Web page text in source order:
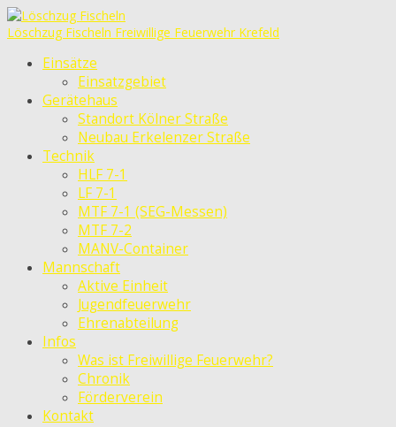
Löschzug Fischeln Freiwillige Feuerwehr Krefeld
Einsätze
Einsatzgebiet
Gerätehaus
Standort Kölner Straße
Neubau Erkelenzer Straße
Technik
HLF 7-1
LF 7-1
MTF 7-1 (SEG-Messen)
MTF 7-2
MANV-Container
Mannschaft
Aktive Einheit
Jugendfeuerwehr
Ehrenabteilung
Infos
Was ist Freiwillige Feuerwehr?
Chronik
Förderverein
Kontakt